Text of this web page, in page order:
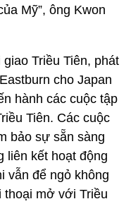
Mỹ”, ông Kwon
Triều Tiên, phát
cho Japan
hành các cuộc tập
Tiên. Các cuộc
bảo sự sẵn sàng
liên kết hoạt động
vẫn để ngỏ không
thoại mở với Triều